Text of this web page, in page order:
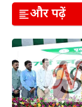
और पढ़ें